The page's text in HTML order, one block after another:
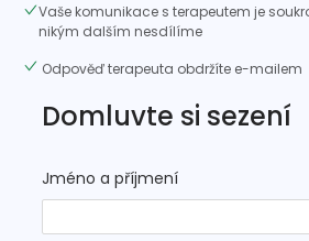
Vaše komunikace s terapeutem je
nikým dalším nesdílíme
Odpověď terapeuta obdržíte e-mailem
Domluvte si sezení
Jméno a příjmení